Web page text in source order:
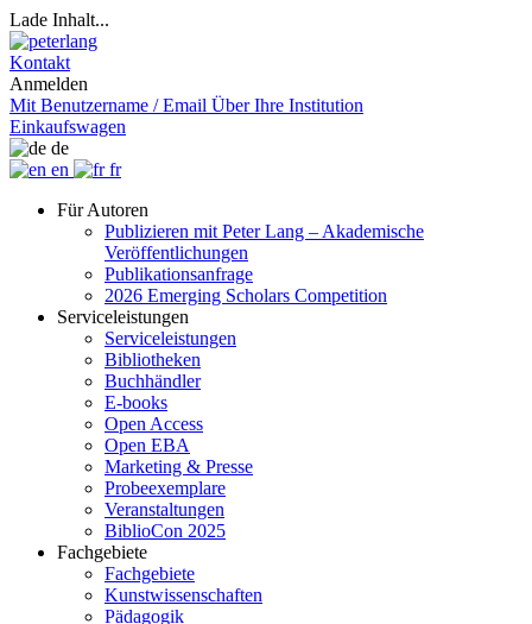
Lade Inhalt...
Kontakt
Anmelden
Mit Benutzername / Email Über Ihre Institution
Einkaufswagen
de
en
fr
Für Autoren
Publizieren mit Peter Lang – Akademische
Veröffentlichungen
Publikationsanfrage
2026 Emerging Scholars Competition
Serviceleistungen
Serviceleistungen
Bibliotheken
Buchhändler
E-books
Open Access
Open EBA
Marketing & Presse
Probeexemplare
Veranstaltungen
BiblioCon 2025
Fachgebiete
Fachgebiete
Kunstwissenschaften
Pädagogik